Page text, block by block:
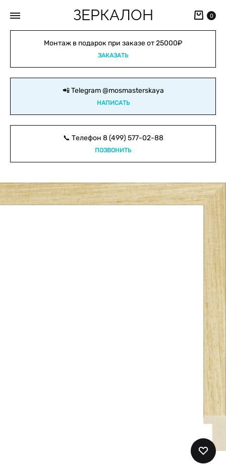
ЗЕРКАЛОН 0
Монтаж в подарок при заказе от 25000₽
ЗАКАЗАТЬ
📲 Telegram@mosmasterskaya
НАПИСАТЬ
📞 Телефон 8 (499) 577-02-88
ПОЗВОНИТЬ